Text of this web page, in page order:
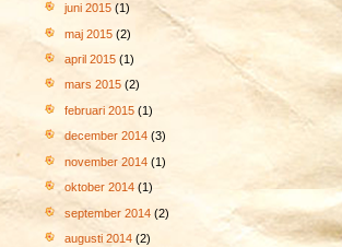
juni 2015 (1)
maj 2015 (2)
april 2015 (1)
mars 2015 (2)
februari 2015 (1)
december 2014 (3)
november 2014 (1)
oktober 2014 (1)
september 2014 (2)
augusti 2014 (2)